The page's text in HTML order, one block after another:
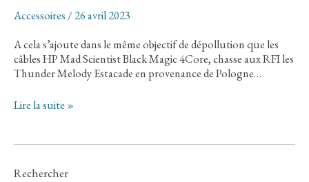
Accessoires/ 26 avril 2023
A cela s’ajoute dans le même objectif de dépollution que les
câbles HP Mad Scientist Black Magic 4Core, chasse aux RFI les
Thunder Melody Estacade en provenance de Pologne…
Les
Estacade
Lire la suite »
Rechercher